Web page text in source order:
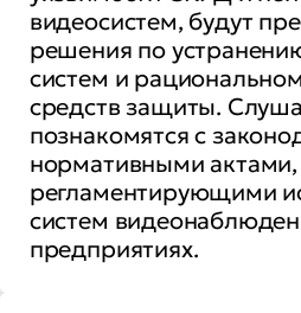
видеосистем, будут
решения по
систем и
средств защиты.
познакомятся с
нормативными актами,
регламентирующими
систем
предприятиях.